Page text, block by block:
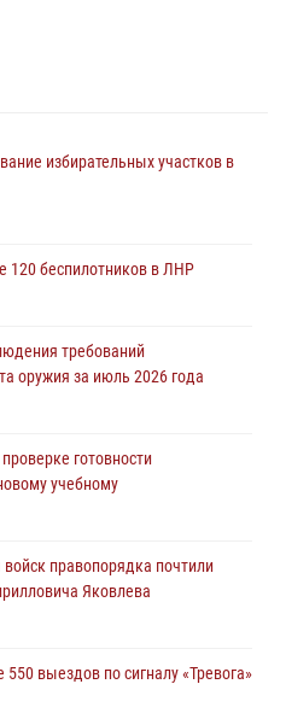
избирательных участков в
120 беспилотников в ЛНР
требований
оружия за июль 2026 года
готовности
учебному
правопорядка почтили
Яковлева
выездов по сигналу «Тревога»